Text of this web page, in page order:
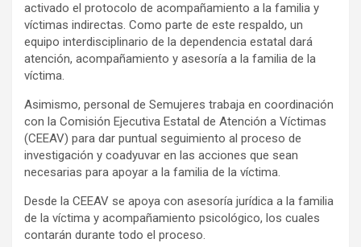
activado el protocolo de acompañamiento a la familia y
víctimas indirectas. Como parte de este respaldo, un
equipo interdisciplinario de la dependencia estatal dará
atención, acompañamiento y asesoría a la familia de la
víctima.
Asimismo, personal de Semujeres trabaja en coordinación
con la Comisión Ejecutiva Estatal de Atención a Víctimas
(CEEAV) para dar puntual seguimiento al proceso de
investigación y coadyuvar en las acciones que sean
necesarias para apoyar a la familia de la víctima.
Desde la CEEAV se apoya con asesoría jurídica a la familia
de la víctima y acompañamiento psicológico, los cuales
contarán durante todo el proceso.